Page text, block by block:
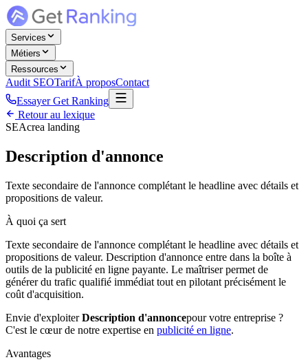
Services
Métiers
Ressources
Audit SEOTarifÀ proposContact
Essayer Get Ranking
Retour au lexique
SEAcrea landing
Description d'annonce
Texte secondaire de l'annonce complétant le headline avec détails et
propositions de valeur.
À quoi ça sert
Texte secondaire de l'annonce complétant le headline avec détails et
propositions de valeur. Description d'annonce entre dans la boîte à
outils de la publicité en ligne payante. Le maîtriser permet de
générer du trafic qualifié immédiat tout en pilotant précisément le
coût d'acquisition.
Envie d'exploiterDescription d'annoncepour votre entreprise ?
C'est le cœur de notre expertise en publicité en ligne.
Avantages